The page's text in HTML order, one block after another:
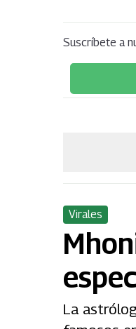
Suscríbete a
Virales
La